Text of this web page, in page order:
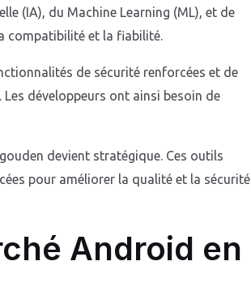
(IA), du Machine Learning (ML), et de
compatibilité et la fiabilité.
de sécurité renforcées et de
développeurs ont ainsi besoin de
devient stratégique. Ces outils
pour améliorer la qualité et la sécurité
Android en